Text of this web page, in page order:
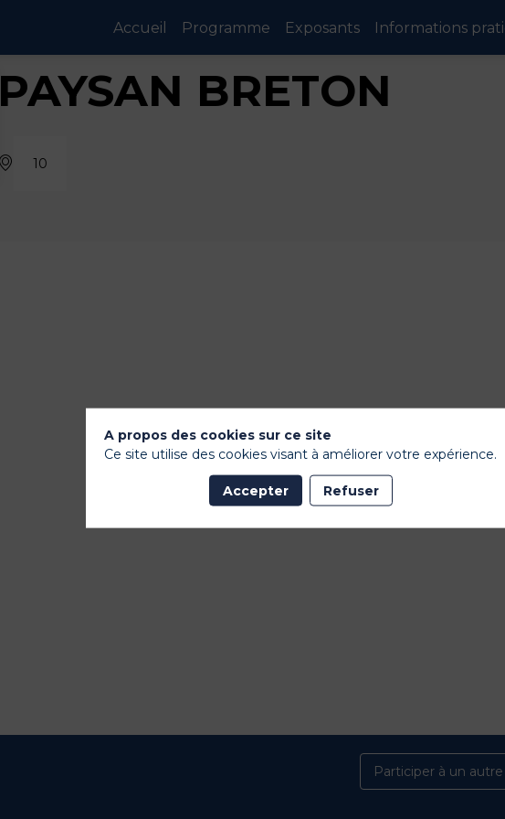
Accueil Programme Exposants Informations
PAYSAN BRETON
10
Participer à un
A propos des cookies sur ce site
Ce site utilise des cookies visant à améliorer votre expérience.
Accepter Refuser